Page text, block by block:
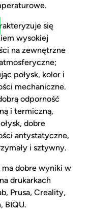
się
wysokiej
na zewnętrzne
połysk, kolor i
mechaniczne.
odporność
i termiczną,
dobre
antystatyczne,
i sztywny.
ma dobre wyniki w
drukarkach
Prusa, Creality,
BIQU.